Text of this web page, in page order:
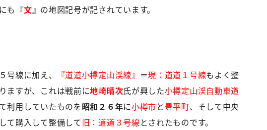
も『文』の地図記号が記されています。
号線に加え、 『道道小樽定山渓線』 ＝現：道道１号線もよく整
ますが、これは戦前に地崎晴次氏が興した小樽定山渓自動車道
利用していたものを昭和２６年に小樽市と豊平町、そして中央
て購入して整備して旧：道道３号線 とされたものです。